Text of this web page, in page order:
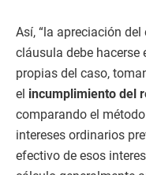
Así, “la apreciación
cláusula debe
propias del caso,
el incumplimiento del
comparando el
intereses ordinarios
efectivo de esos